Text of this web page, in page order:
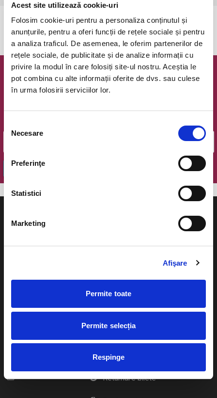
Acest site utilizează cookie-uri
Folosim cookie-uri pentru a personaliza conținutul și
anunțurile, pentru a oferi funcții de rețele sociale și pentru
a analiza traficul. De asemenea, le oferim partenerilor de
rețele sociale, de publicitate și de analize informații cu
privire la modul în care folosiți site-ul nostru. Aceștia le
pot combina cu alte informații oferite de dvs. sau culese
în urma folosirii serviciilor lor.
consimțământului
Necesare
Preferinţe
Statistici
Marketing
Afişare
Permite toate
Permite selecția
Respinge
Evenimentul a expirat.
Newsletter @ Bilete.ro
OK
Cum comand bilete?
eBilet printat acasa
Livrare prin curier
Returnare bilete
Cultura
Calendar